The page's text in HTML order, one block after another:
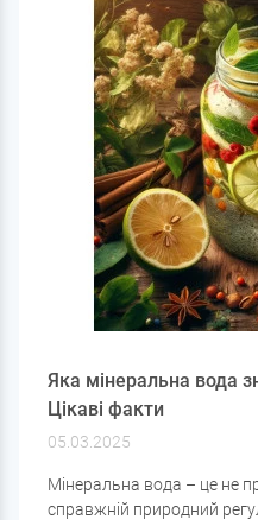
Яка мінеральна вода
Цікаві факти
05.03.2025
Мінеральна вода – це не
справжній природний